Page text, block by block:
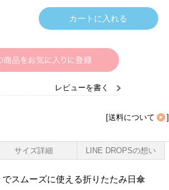
レビューを書く
[送料について ]
サイズ詳細 LINE DROPSの想い
でスムーズに使える折りたたみ日傘